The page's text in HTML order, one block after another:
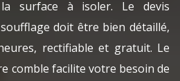
surface à isoler. Le devis
doit être bien détaillé,
rectifiable et gratuit. Le
comble facilite votre besoin de